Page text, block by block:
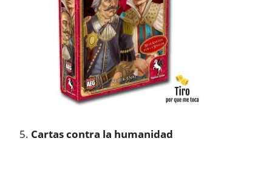
Cartas contra la humanidad